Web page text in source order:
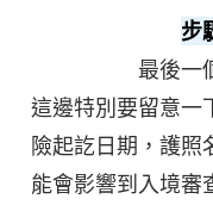
步
最後一
這邊特別要留意一
險起訖日期，護照
能會影響到入境審